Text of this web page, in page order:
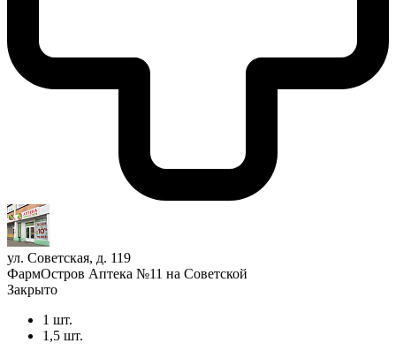
ул. Советская, д. 119
ФармОстров Аптека №11 на Советской
Закрыто
1 шт.
1,5 шт.